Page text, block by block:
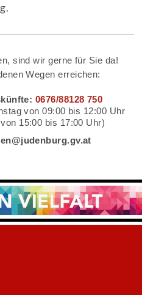
sind wir gerne für Sie da!
Wegen erreichen:
0676/88128 750
von 09:00 bis 12:00 Uhr
15:00 bis 17:00 Uhr)